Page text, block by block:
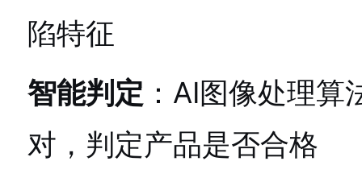
陷特征
智能判定 ：AI图像处理
对，判定产品是否合格